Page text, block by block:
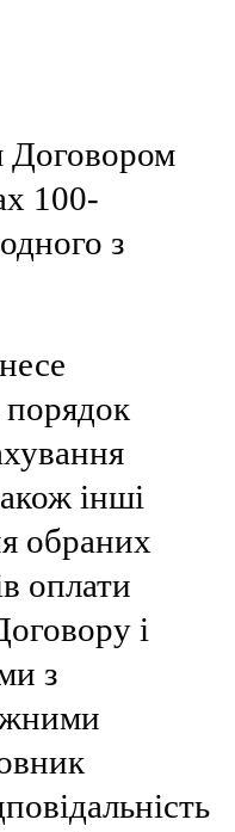
Договором
100-
з
порядок
інші
обраних
оплати
і
з